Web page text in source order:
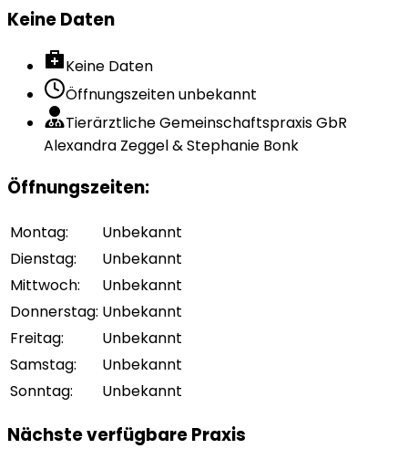
Keine Daten
Keine Daten
Öffnungszeiten unbekannt
Tierärztliche Gemeinschaftspraxis GbR
Alexandra Zeggel & Stephanie Bonk
Öffnungszeiten:
Montag:
Unbekannt
Dienstag:
Unbekannt
Mittwoch:
Unbekannt
Donnerstag: Unbekannt
Freitag:
Unbekannt
Samstag:
Unbekannt
Sonntag: Unbekannt
Nächste verfügbare Praxis